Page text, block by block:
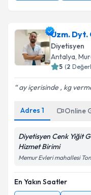
Uzm. Dyt.
Diyetisyen
Antalya,
5 (2
ay içerisinde , kg
Adres 1 Online
Diyetisyen Cenk Yiğit
Hizmet Birimi
Memur Evleri mahallesi
En Yakın Saatler